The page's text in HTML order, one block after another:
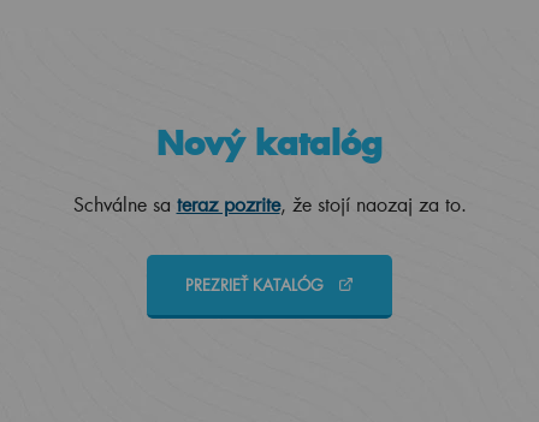
Nový katalóg
Schválne sa teraz pozrite, že stojí naozaj za to.
PREZRIEŤ KATALÓG